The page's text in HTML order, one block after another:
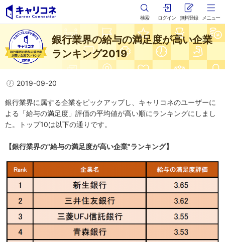
検索 ログイン 無料登録 メニュー
銀行業界の給与の満足度が高い企業
ランキング2019
2019-09-20
銀行業界に属する企業をピックアップし、キャリコネのユーザーに
よる「給与の満足度」評価の平均値が高い順にランキングにしまし
た。トップ10は以下の通りです。
【銀行業界の"給与の満足度が高い企業"ランキング】